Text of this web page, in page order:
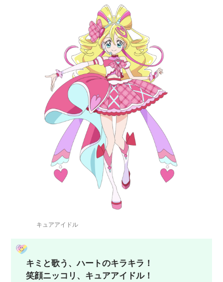
ご紹介いたします。
キュアアイドル
キミと歌う、ハートのキラキラ！
笑顔ニッコリ、キュアアイドル！